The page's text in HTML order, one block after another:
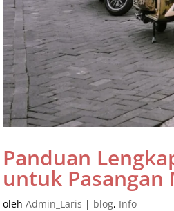
Panduan
untuk Pasangan
olehAdmin_Laris | blog, Info